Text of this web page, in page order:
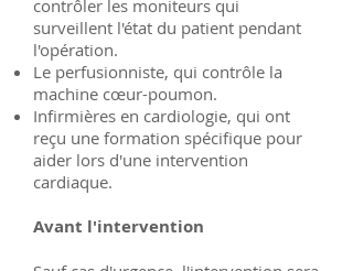
contrôler les moniteurs qui
surveillent l'état du patient pendant
l'opération.
Le perfusionniste, qui contrôle la
machine cœur-poumon.
Infirmières en cardiologie, qui ont
reçu une formation spécifique pour
aider lors d'une intervention
cardiaque.
Avant l'intervention